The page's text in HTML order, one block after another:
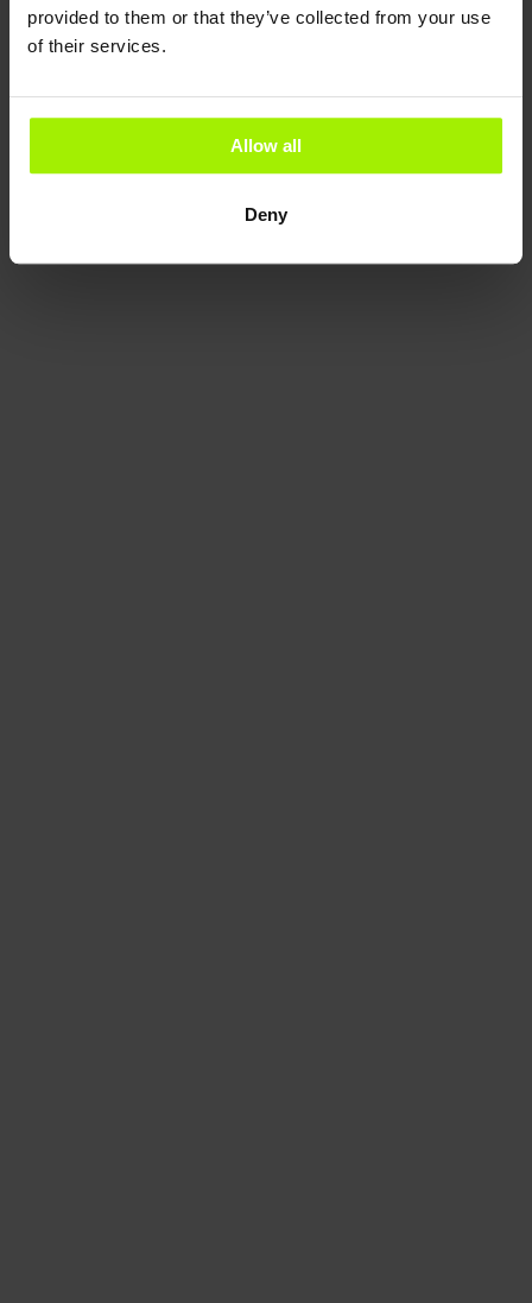
provided to them or that they’ve collected from your use
of their services.
Allow all
Deny